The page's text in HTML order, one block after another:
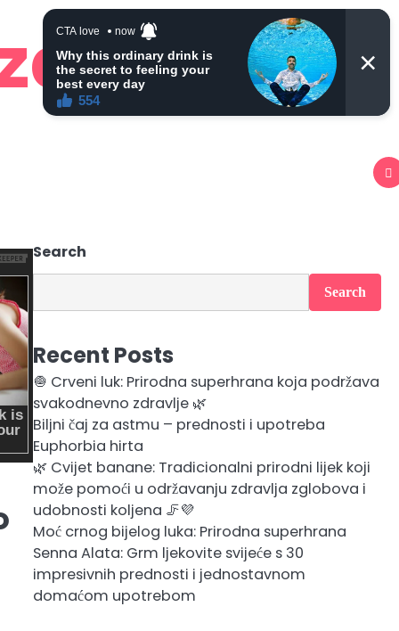
Search
Search
Recent Posts
🧅 Crveni luk: Prirodna superhrana koja podržava
svakodnevno zdravlje 🌿
Biljni čaj za astmu – prednosti i upotreba
Euphorbia hirta
🌿 Cvijet banane: Tradicionalni prirodni lijek koji
može pomoći u održavanju zdravlja zglobova i
udobnosti koljena 🦵💜
Moć crnog bijelog luka: Prirodna superhrana
Senna Alata: Grm ljekovite svijeće s 30
impresivnih prednosti i jednostavnom
domaćom upotrebom